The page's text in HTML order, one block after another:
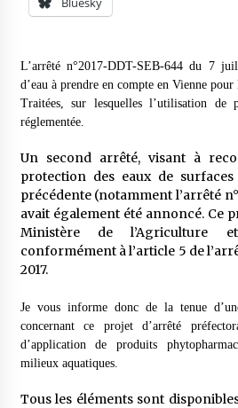
L’arrêté n°2017-DDT-SEB-644 du 7
d’eau à prendre en compte en Vienne
Traitées, sur lesquelles l’utilisation de
réglementée.
Un second arrêté, visant à
protection des eaux de
précédente (notamment l’arrêté
avait également été annoncé. Ce
Ministère de l’Agriculture
conformément à l’article 5 de
2017.
Je vous informe donc de la tenue
concernant ce projet d’arrêté
d’application de produits
milieux aquatiques.
Tous les éléments sont